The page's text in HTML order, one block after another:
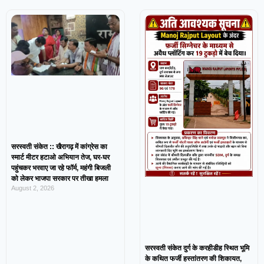
सरस्वती संकेत :: खैरागढ़ में कांग्रेस का
स्मार्ट मीटर हटाओ अभियान तेज, घर-घर
पहुंचकर भरवाए जा रहे फॉर्म, महंगी बिजली
को लेकर भाजपा सरकार पर तीखा हमला
August 2, 2026
सरस्वती संकेत दुर्ग के करहीडीह स्थित भूमि
के कथित फर्जी हस्तांतरण की शिकायत,